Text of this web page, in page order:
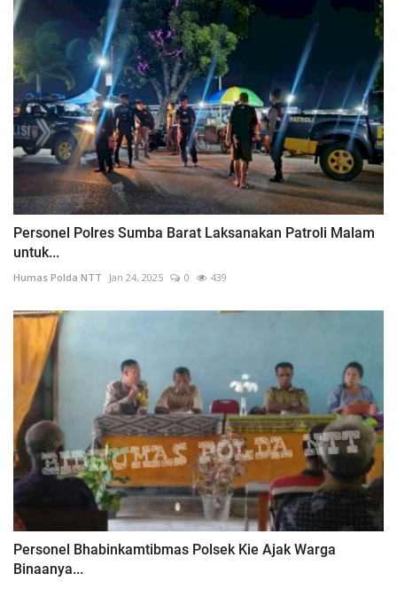
Personel Polres Sumba Barat Laksanakan Patroli Malam
untuk...
Humas Polda NTT Jan 24, 2025 0 439
Personel Bhabinkamtibmas Polsek Kie Ajak Warga
Binaanya...